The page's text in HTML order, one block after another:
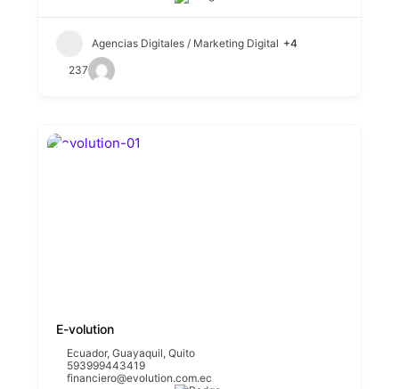
Agencias Digitales / Marketing Digital +4
237
E-volution
Ecuador,Guayaquil,Quito
593999443419
financiero@evolution.com.ec